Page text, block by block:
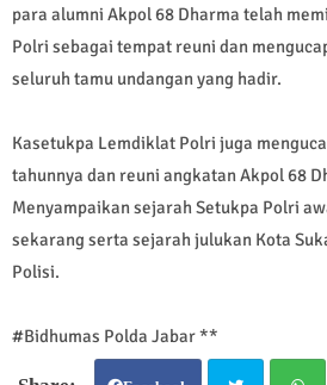
para alumni Akpol 68 Dharma telah
Polri sebagai tempat reuni dan
seluruh tamu undangan yang hadir.
Kasetukpa Lemdiklat Polri juga
tahunnya dan reuni angkatan Akpol 68
Menyampaikan sejarah Setukpa Polri
sekarang serta sejarah julukan Kota
Polisi.
#Bidhumas Polda Jabar **